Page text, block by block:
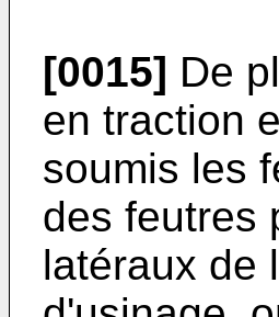
[0015] De
en traction
soumis les
des feutres
latéraux de